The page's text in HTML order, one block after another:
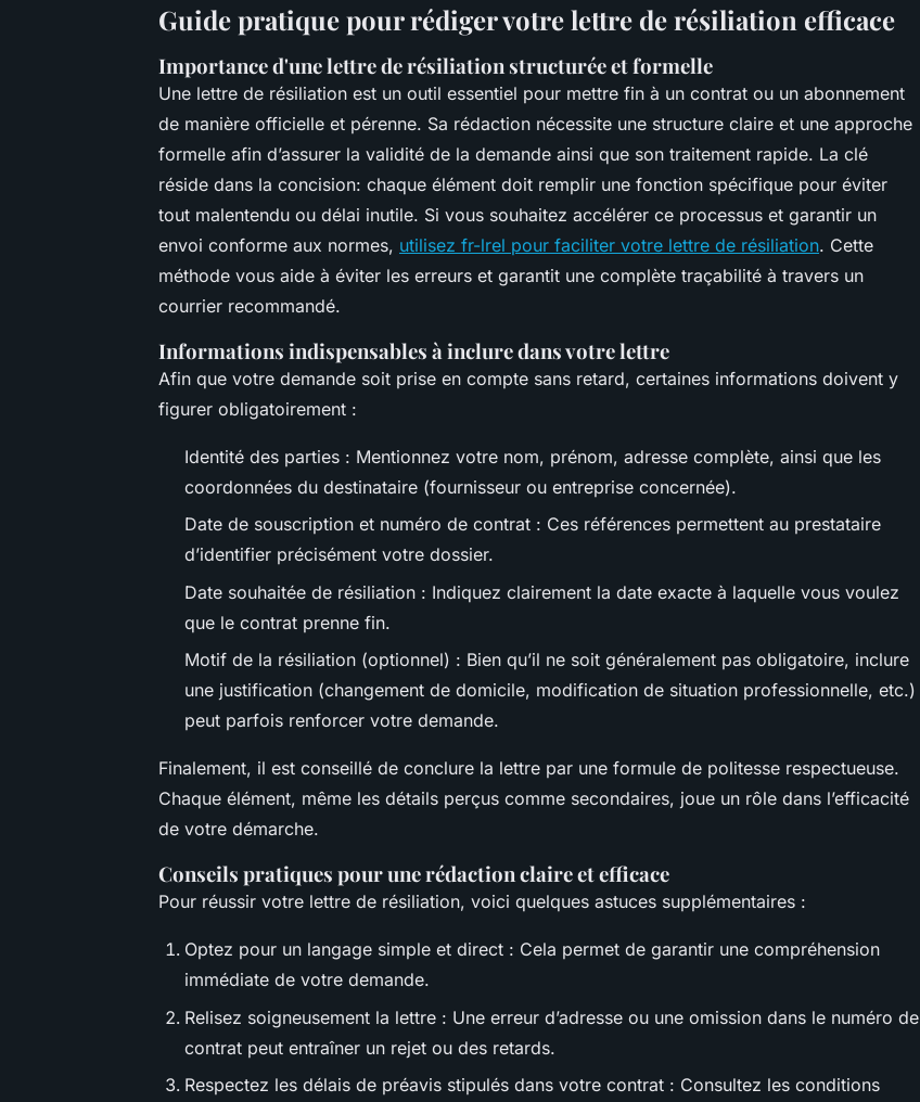
Guide pratique pour rédiger votre lettre de résiliation efficace
Importance d'une lettre de résiliation structurée et formelle
Une lettre de résiliation est un outil essentiel pour mettre fin à un contrat ou un abonnement
de manière officielle et pérenne. Sa rédaction nécessite une structure claire et une approche
formelle afin d’assurer la validité de la demande ainsi que son traitement rapide. La clé
réside dans la concision: chaque élément doit remplir une fonction spécifique pour éviter
tout malentendu ou délai inutile. Si vous souhaitez accélérer ce processus et garantir un
envoi conforme aux normes, utilisez fr-lrel pour faciliter votre lettre de résiliation. Cette
méthode vous aide à éviter les erreurs et garantit une complète traçabilité à travers un
courrier recommandé.
Informations indispensables à inclure dans votre lettre
Afin que votre demande soit prise en compte sans retard, certaines informations doivent y
figurer obligatoirement :
Identité des parties : Mentionnez votre nom, prénom, adresse complète, ainsi que les
coordonnées du destinataire (fournisseur ou entreprise concernée).
Date de souscription et numéro de contrat : Ces références permettent au prestataire
d’identifier précisément votre dossier.
Date souhaitée de résiliation : Indiquez clairement la date exacte à laquelle vous voulez
que le contrat prenne fin.
Motif de la résiliation (optionnel) : Bien qu’il ne soit généralement pas obligatoire, inclure
une justification (changement de domicile, modification de situation professionnelle, etc.)
peut parfois renforcer votre demande.
Finalement, il est conseillé de conclure la lettre par une formule de politesse respectueuse.
Chaque élément, même les détails perçus comme secondaires, joue un rôle dans l’efficacité
de votre démarche.
Conseils pratiques pour une rédaction claire et efficace
Pour réussir votre lettre de résiliation, voici quelques astuces supplémentaires :
Optez pour un langage simple et direct : Cela permet de garantir une compréhension
immédiate de votre demande.
Relisez soigneusement la lettre : Une erreur d’adresse ou une omission dans le numéro de
contrat peut entraîner un rejet ou des retards.
Respectez les délais de préavis stipulés dans votre contrat : Consultez les conditions